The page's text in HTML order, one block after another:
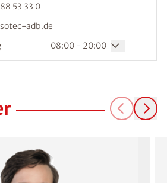
53 33 0
adb.de
08:00 - 20:00